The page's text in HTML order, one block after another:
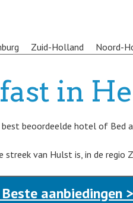
Zuid-Holland Noord-
in
beoordeelde hotel of Bed
van Hulst is, in de regio
aanbiedingen >